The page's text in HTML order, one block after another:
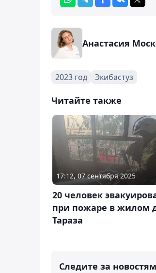
Анастасия
2023 год Экибастуз
Читайте также
17:12, 07 сентября 2025
20 человек
при пожаре в жилом
Тараза
Следите за